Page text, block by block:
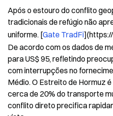
Após o estouro do conflito
tradicionais de refúgio não
uniforme. [Gate TradFi
De acordo com os dados de
para US$ 95, refletindo
com interrupções no
Médio. O Estreito de Hormuz
cerca de 20% do transporte
conflito direto precifica